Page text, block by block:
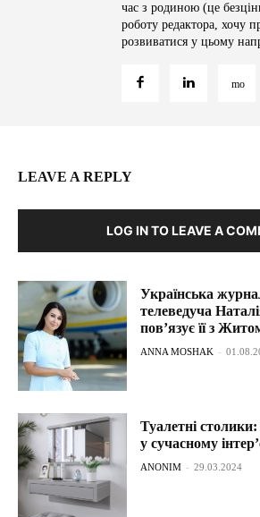
час з родиною (це
роботу редактора, хочу
розвиватися у цьому
LEAVE A REPLY
LOG IN TO LEAVE A
Українська
телеведуча
пов’язує її з
ANNA MOSHAK -
Туалетні столики:
у сучасному
ANONIM - 29.03.2024